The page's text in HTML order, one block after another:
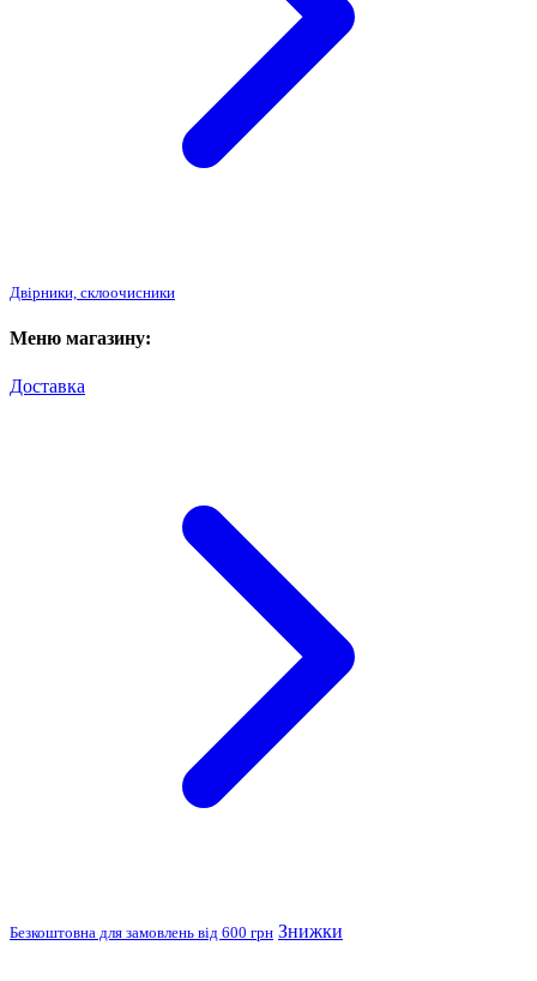
Двірники, склоочисники
Меню магазину:
Доставка
Безкоштовна для замовлень від 600 грн Знижки